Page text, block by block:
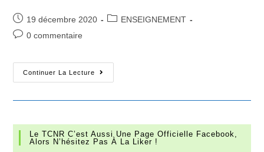
Post
published:
19 décembre 2020
PostENSEIGNEMENT
Post0 commentaire
Continuer La Lecture
NOEL
Le TCNR C’est Aussi Une Page Officielle Facebook,
Alors N’hésitez Pas À La Liker !